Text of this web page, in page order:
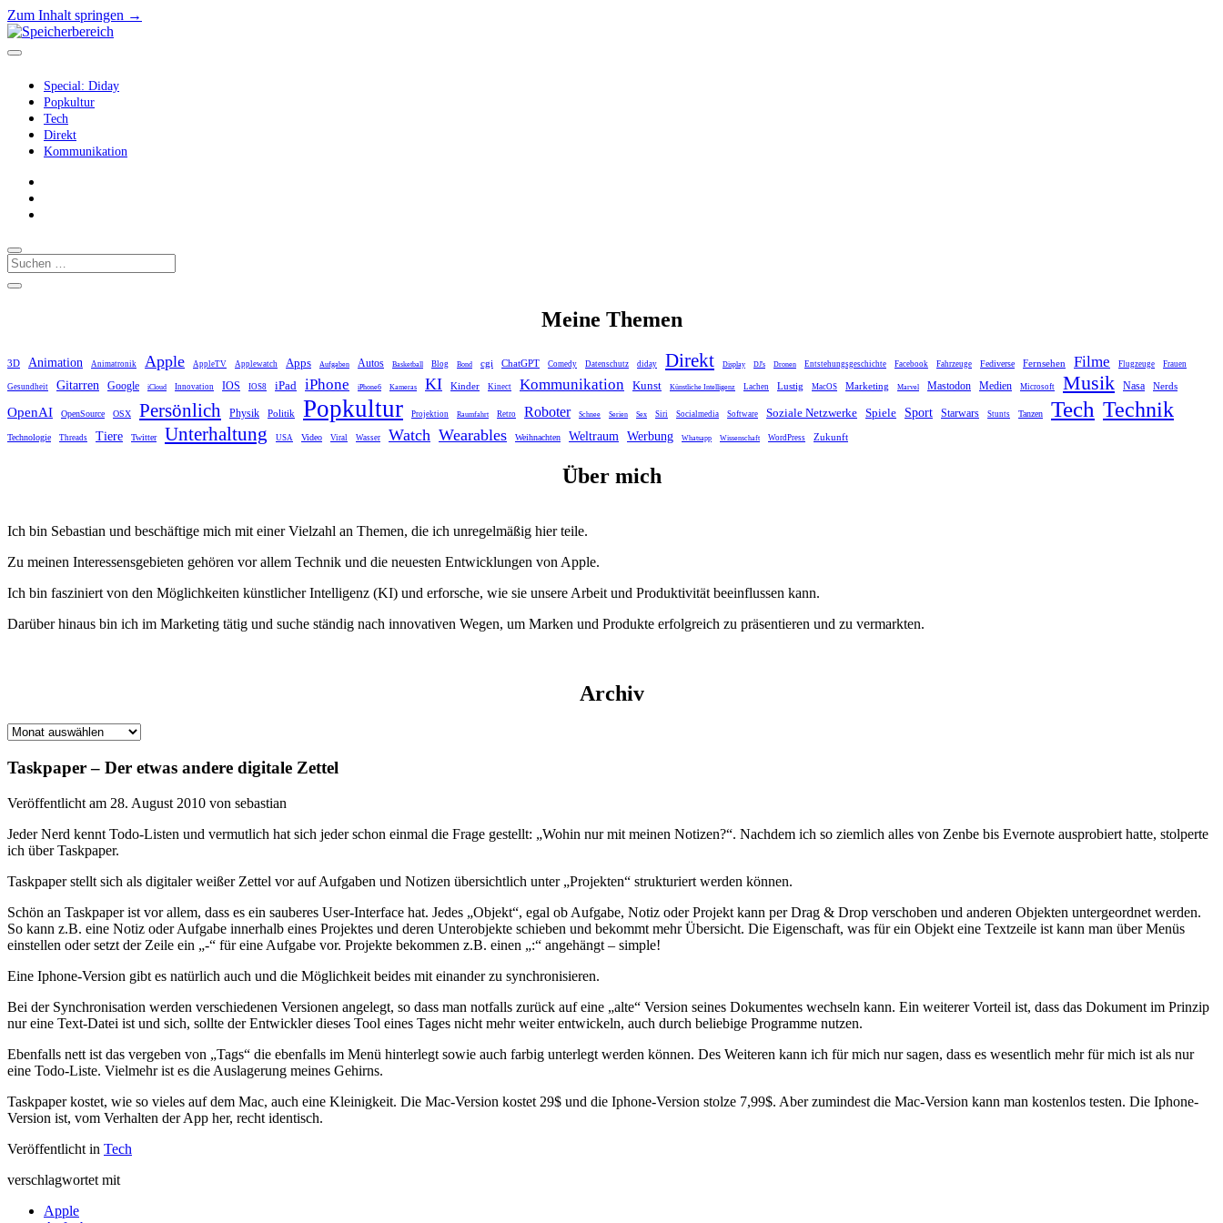
Zum Inhalt springen →
Speicherbereich
Menü
Special: Diday
Popkultur
Tech
Direkt
Kommunikation
Suchen
Seitenleiste
Seitenleiste
Meine Themen
3D Animation Animatronik Apple AppleTV Applewatch Apps Aufgaben Autos Basketball Blog Bond cgi ChatGPT Comedy Datenschutz diday Direkt Display DJ's Dronen Entstehungsgeschichte Facebook Fahrzeuge Fediverse Fernsehen Filme Flugzeuge Frauen
Gesundheit Gitarren Google iCloud Innovation IOS IOS8 iPad iPhone iPhone6 Kameras KI Kinder Kinect Kommunikation Kunst Künstliche Intelligenz Lachen Lustig MacOS Marketing Marvel Mastodon Medien Microsoft Musik Nasa Nerds
OpenAI OpenSource OSX Persönlich Physik Politik Popkultur Projektion Raumfahrt Retro Roboter Schnee Serien Sex Siri Socialmedia Software Soziale Netzwerke Spiele Sport Starwars Stunts Tanzen Tech Technik
Technologie Threads Tiere Twitter Unterhaltung USA Video Viral Wasser Watch Wearables Weihnachten Weltraum Werbung Whatsapp Wissenschaft WordPress Zukunft
Über mich
Ich bin Sebastian und beschäftige mich mit einer Vielzahl an Themen, die ich unregelmäßig hier teile.
Zu meinen Interessensgebieten gehören vor allem Technik und die neuesten Entwicklungen von Apple.
Ich bin fasziniert von den Möglichkeiten künstlicher Intelligenz (KI) und erforsche, wie sie unsere Arbeit und Produktivität beeinflussen kann.
Darüber hinaus bin ich im Marketing tätig und suche ständig nach innovativen Wegen, um Marken und Produkte erfolgreich zu präsentieren und zu vermarkten.
Archiv
Archiv
Taskpaper – Der etwas andere digitale Zettel
Veröffentlicht am 28. August 2010 von sebastian
Jeder Nerd kennt Todo-Listen und vermutlich hat sich jeder schon einmal die Frage gestellt: „Wohin nur mit meinen Notizen?“. Nachdem ich so ziemlich alles von Zenbe bis Evernote ausprobiert hatte, stolperte
ich über Taskpaper.
Taskpaper stellt sich als digitaler weißer Zettel vor auf Aufgaben und Notizen übersichtlich unter „Projekten“ strukturiert werden können.
Schön an Taskpaper ist vor allem, dass es ein sauberes User-Interface hat. Jedes „Objekt“, egal ob Aufgabe, Notiz oder Projekt kann per Drag & Drop verschoben und anderen Objekten untergeordnet werden.
So kann z.B. eine Notiz oder Aufgabe innerhalb eines Projektes und deren Unterobjekte schieben und bekommt mehr Übersicht. Die Eigenschaft, was für ein Objekt eine Textzeile ist kann man über Menüs
einstellen oder setzt der Zeile ein „-“ für eine Aufgabe vor. Projekte bekommen z.B. einen „:“ angehängt – simple!
Eine Iphone-Version gibt es natürlich auch und die Möglichkeit beides mit einander zu synchronisieren.
Bei der Synchronisation werden verschiedenen Versionen angelegt, so dass man notfalls zurück auf eine „alte“ Version seines Dokumentes wechseln kann. Ein weiterer Vorteil ist, dass das Dokument im Prinzip
nur eine Text-Datei ist und sich, sollte der Entwickler dieses Tool eines Tages nicht mehr weiter entwickeln, auch durch beliebige Programme nutzen.
Ebenfalls nett ist das vergeben von „Tags“ die ebenfalls im Menü hinterlegt sowie auch farbig unterlegt werden können. Des Weiteren kann ich für mich nur sagen, dass es wesentlich mehr für mich ist als nur
eine Todo-Liste. Vielmehr ist es die Auslagerung meines Gehirns.
Taskpaper kostet, wie so vieles auf dem Mac, auch eine Kleinigkeit. Die Mac-Version kostet 29$ und die Iphone-Version stolze 7,99$. Aber zumindest die Mac-Version kann man kostenlos testen. Die Iphone-
Version ist, vom Verhalten der App her, recht identisch.
Veröffentlicht in Tech
verschlagwortet mit
Apple